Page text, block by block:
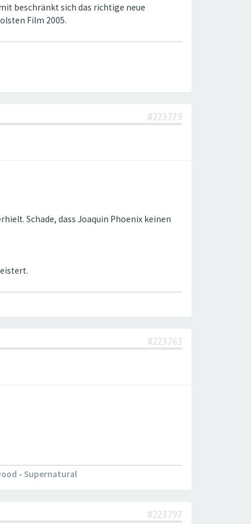
beschränkt sich das richtige neue
Film 2005.
#223729
Schade, dass Joaquin Phoenix keinen
#223763
- Supernatural
#223797